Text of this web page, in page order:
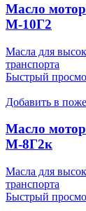
Масло
М-10Г2
Масла для
транспорта
Быстрый
Добавить в
Масло
М-8Г2к
Масла для
транспорта
Быстрый